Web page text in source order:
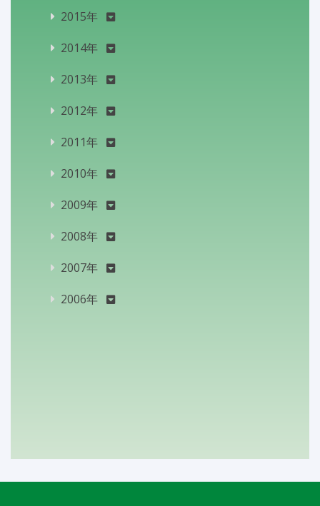
2015年
2014年
2013年
2012年
2011年
2010年
2009年
2008年
2007年
2006年